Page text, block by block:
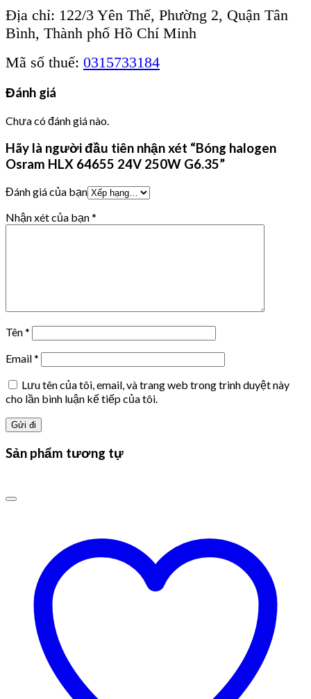
Địa chỉ: 122/3 Yên Thế, Phường 2, Quận Tân
Bình, Thành phố Hồ Chí Minh
Mã số thuế: 0315733184
Đánh giá
Chưa có đánh giá nào.
Hãy là người đầu tiên nhận xét “Bóng halogen
Osram HLX 64655 24V 250W G6.35”
Đánh giá của bạn
Nhận xét của bạn*
Tên*
Email*
Lưu tên của tôi, email, và trang web trong trình duyệt này
cho lần bình luận kế tiếp của tôi.
Sản phẩm tương tự